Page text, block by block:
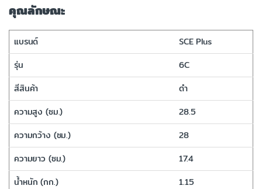
คุณลักษณะ
แบรนด์
SCE Plus
รุ่น
6C
สีสินค้า
ดำ
ความสูง (ซม.)
28.5
ความกว้าง (ซม.)
28
ความยาว (ซม.)
17.4
น้ำหนัก (กก.)
1.15